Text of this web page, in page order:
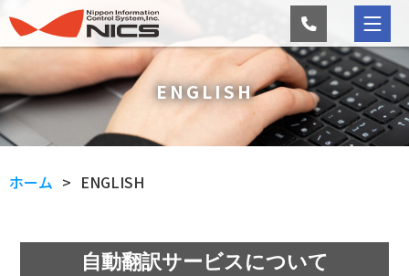
ENGLISH
ホーム ENGLISH
自動翻訳サービスについて